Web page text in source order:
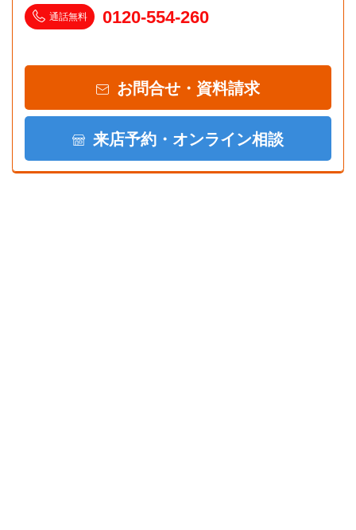
通話無料 0120-554-260
お問合せ・資料請求
来店予約・オンライン相談